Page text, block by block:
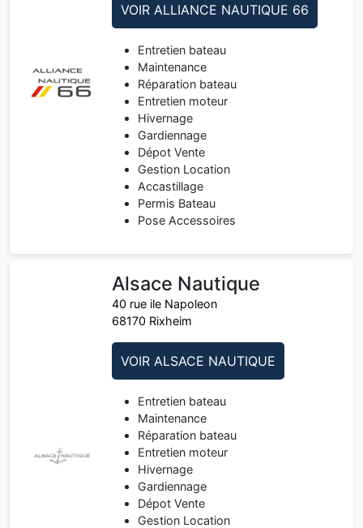
VOIR ALLIANCE NAUTIQUE 66
Entretien bateau
Maintenance
Réparation bateau
Entretien moteur
Hivernage
Gardiennage
Dépot Vente
Gestion Location
Accastillage
Permis Bateau
Pose Accessoires
Alsace Nautique
40 rue ile Napoleon
68170 Rixheim
VOIR ALSACE NAUTIQUE
Entretien bateau
Maintenance
Réparation bateau
Entretien moteur
Hivernage
Gardiennage
Dépot Vente
Gestion Location